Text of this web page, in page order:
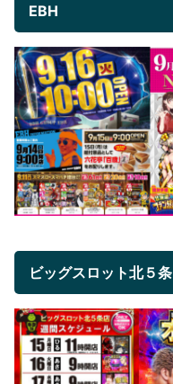
EBH
ビッグスロット北５条